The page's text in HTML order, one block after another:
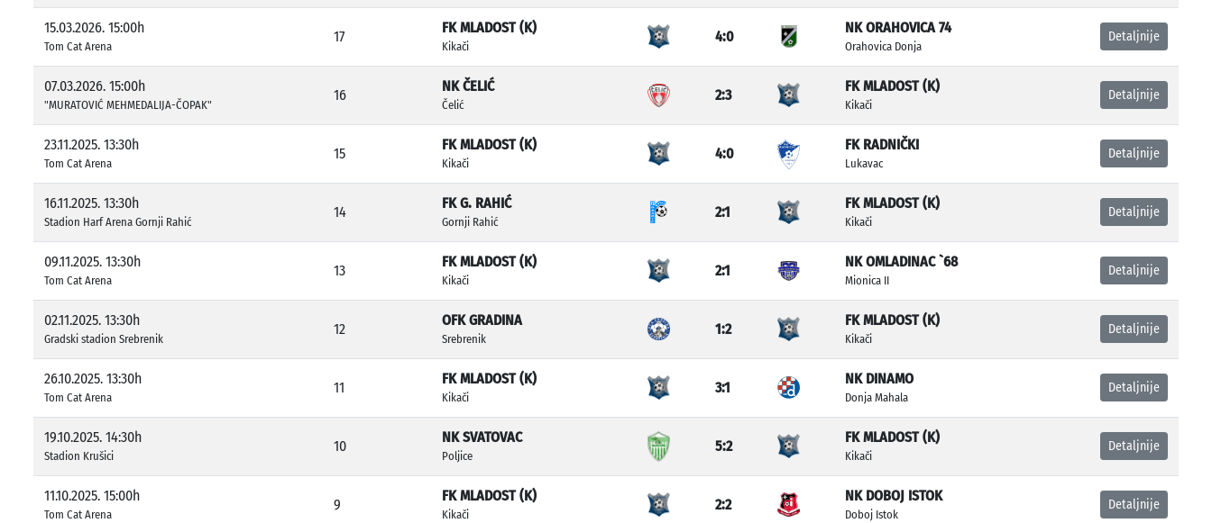
15.03.2026. 15:00h
Tom Cat Arena
17
FK MLADOST (K)
Kikači
4:0
NK ORAHOVICA 74
Orahovica Donja
Detaljnije
07.03.2026. 15:00h
"MURATOVIĆ MEHMEDALIJA-ČOPAK"
16
NK ČELIĆ
Čelić
2:3
FK MLADOST (K)
Kikači
Detaljnije
23.11.2025. 13:30h
Tom Cat Arena
15
FK MLADOST (K)
Kikači
4:0
FK RADNIČKI
Lukavac
Detaljnije
16.11.2025. 13:30h
Stadion Harf Arena Gornji Rahić
14
FK G. RAHIĆ
Gornji Rahić
2:1
FK MLADOST (K)
Kikači
Detaljnije
09.11.2025. 13:30h
Tom Cat Arena
13
FK MLADOST (K)
Kikači
2:1
NK OMLADINAC `68
Mionica II
Detaljnije
02.11.2025. 13:30h
Gradski stadion Srebrenik
12
OFK GRADINA
Srebrenik
1:2
FK MLADOST (K)
Kikači
Detaljnije
26.10.2025. 13:30h
Tom Cat Arena
11
FK MLADOST (K)
Kikači
3:1
NK DINAMO
Donja Mahala
Detaljnije
19.10.2025. 14:30h
Stadion Krušici
10
NK SVATOVAC
Poljice
5:2
FK MLADOST (K)
Kikači
Detaljnije
11.10.2025. 15:00h
Tom Cat Arena
9
FK MLADOST (K)
Kikači
2:2
NK DOBOJ ISTOK
Doboj Istok
Detaljnije